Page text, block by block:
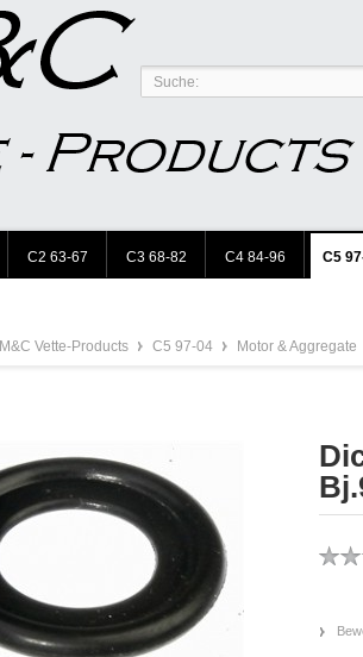
C2 63-67 C3 68-82 C4 84-96 C5
M&C Vette-Products C5 97-04 Motor & Aggregate